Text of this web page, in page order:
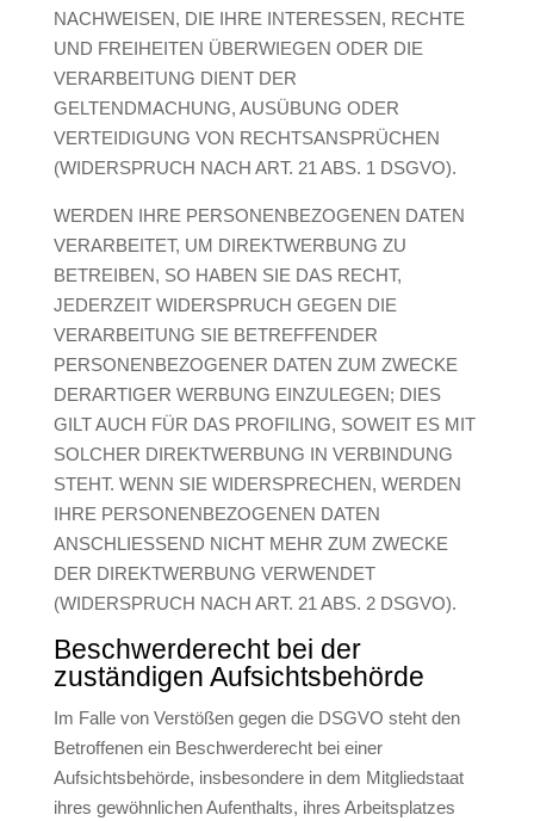
NACHWEISEN, DIE IHRE INTERESSEN, RECHTE
UND FREIHEITEN ÜBERWIEGEN ODER DIE
VERARBEITUNG DIENT DER
GELTENDMACHUNG, AUSÜBUNG ODER
VERTEIDIGUNG VON RECHTSANSPRÜCHEN
(WIDERSPRUCH NACH ART. 21 ABS. 1 DSGVO).
WERDEN IHRE PERSONENBEZOGENEN DATEN
VERARBEITET, UM DIREKTWERBUNG ZU
BETREIBEN, SO HABEN SIE DAS RECHT,
JEDERZEIT WIDERSPRUCH GEGEN DIE
VERARBEITUNG SIE BETREFFENDER
PERSONENBEZOGENER DATEN ZUM ZWECKE
DERARTIGER WERBUNG EINZULEGEN; DIES
GILT AUCH FÜR DAS PROFILING, SOWEIT ES MIT
SOLCHER DIREKTWERBUNG IN VERBINDUNG
STEHT. WENN SIE WIDERSPRECHEN, WERDEN
IHRE PERSONENBEZOGENEN DATEN
ANSCHLIESSEND NICHT MEHR ZUM ZWECKE
DER DIREKTWERBUNG VERWENDET
(WIDERSPRUCH NACH ART. 21 ABS. 2 DSGVO).
Beschwerde­recht bei der
zuständigen Aufsichts­behörde
Im Falle von Verstößen gegen die DSGVO steht den
Betroffenen ein Beschwerderecht bei einer
Aufsichtsbehörde, insbesondere in dem Mitgliedstaat
ihres gewöhnlichen Aufenthalts, ihres Arbeitsplatzes